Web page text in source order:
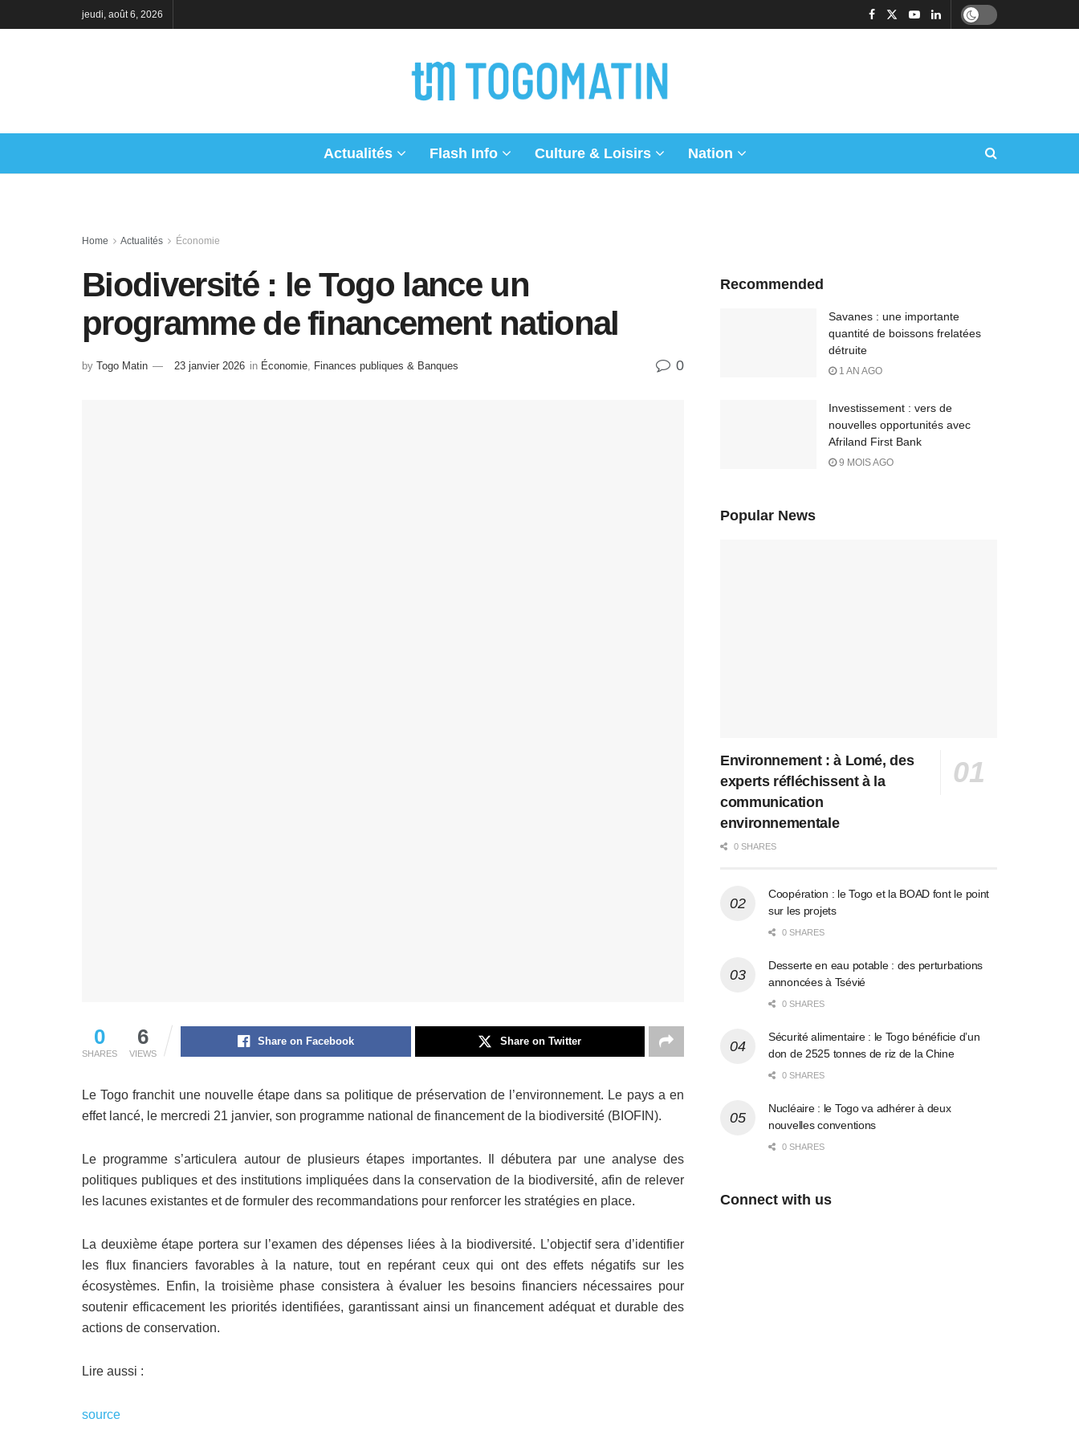
jeudi, août 6, 2026
Actualités Flash Info Culture & Loisirs Nation
Home Actualités Économie
Biodiversité : le Togo lance un
programme de financement national
by Togo Matin 23 janvier 2026 in Économie Finances publiques & Banques 0
0
SHARES
6
VIEWS
Share on Facebook Share on Twitter
Le Togo franchit une nouvelle étape dans sa politique de préservation de l’environnement. Le pays a en
effet lancé, le mercredi 21 janvier, son programme national de financement de la biodiversité (BIOFIN).
Le programme s’articulera autour de plusieurs étapes importantes. Il débutera par une analyse des
politiques publiques et des institutions impliquées dans la conservation de la biodiversité, afin de relever
les lacunes existantes et de formuler des recommandations pour renforcer les stratégies en place.
La deuxième étape portera sur l’examen des dépenses liées à la biodiversité. L’objectif sera d’identifier
les flux financiers favorables à la nature, tout en repérant ceux qui ont des effets négatifs sur les
écosystèmes. Enfin, la troisième phase consistera à évaluer les besoins financiers nécessaires pour
soutenir efficacement les priorités identifiées, garantissant ainsi un financement adéquat et durable des
actions de conservation.
Lire aussi :
source
Recommended
Savanes : une importante
quantité de boissons frelatées
détruite
1 AN AGO
Investissement : vers de
nouvelles opportunités avec
Afriland First Bank
9 MOIS AGO
Popular News
Environnement : à Lomé, des
experts réfléchissent à la
communication
environnementale
0 SHARES
Coopération : le Togo et la BOAD font le point
sur les projets
0 SHARES
Desserte en eau potable : des perturbations
annoncées à Tsévié
0 SHARES
Sécurité alimentaire : le Togo bénéficie d’un
don de 2525 tonnes de riz de la Chine
0 SHARES
Nucléaire : le Togo va adhérer à deux
nouvelles conventions
0 SHARES
Connect with us